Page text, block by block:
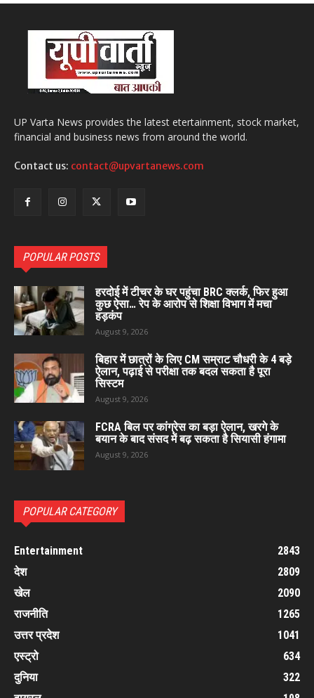
UP Varta News provides the latest etertainment, stock market,
financial and business news from around the world.
Contact us: contact@upvartanews.com
POPULAR POSTS
हरदोई में टीचर के घर पहुंचा BRC क्लर्क, फिर हुआ
कुछ ऐसा… रेप के आरोप से शिक्षा विभाग में मचा
हड़कंप
August 9, 2026
बिहार में छात्रों के लिए CM सम्राट चौधरी के 4 बड़े
ऐलान, पढ़ाई से परीक्षा तक बदल सकता है पूरा
सिस्टम
August 9, 2026
FCRA बिल पर कांग्रेस का बड़ा ऐलान, खरगे के
बयान के बाद संसद में बढ़ सकता है सियासी हंगामा
August 9, 2026
POPULAR CATEGORY
Entertainment
2843
देश
2809
खेल
2090
राजनीति
1265
उत्तर प्रदेश
1041
एस्ट्रो
634
दुनिया
322